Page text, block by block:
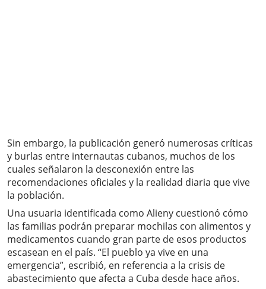
Sin embargo, la publicación generó numerosas críticas
y burlas entre internautas cubanos, muchos de los
cuales señalaron la desconexión entre las
recomendaciones oficiales y la realidad diaria que vive
la población.
Una usuaria identificada como Alieny cuestionó cómo
las familias podrán preparar mochilas con alimentos y
medicamentos cuando gran parte de esos productos
escasean en el país. “El pueblo ya vive en una
emergencia”, escribió, en referencia a la crisis de
abastecimiento que afecta a Cuba desde hace años.